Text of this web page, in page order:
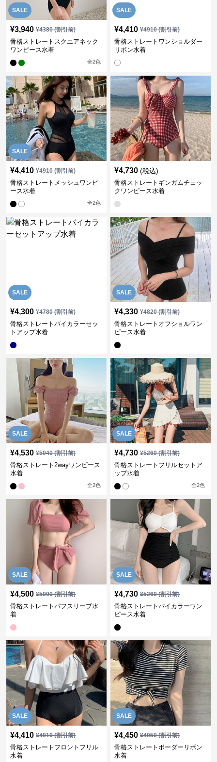
SALE
¥3,940 ¥4380(割引前)
骨格ストレートスクエアネック
ワンピース水着
全2色
SALE
¥4,410 ¥4910(割引前)
骨格ストレートワンショルダー
リボン水着
SALE
¥4,410 ¥4910(割引前)
骨格ストレートメッシュワンピ
ース水着
全2色
¥4,730 (税込)
骨格ストレートギンガムチェッ
クワンピース水着
SALE
¥4,300 ¥4780(割引前)
骨格ストレートバイカラーセッ
トアップ水着
SALE
¥4,330 ¥4820(割引前)
骨格ストレートオフショルワン
ピース水着
SALE
¥4,530 ¥5040(割引前)
骨格ストレート2wayワンピース
水着
全2色
SALE
¥4,730 ¥5260(割引前)
骨格ストレートフリルセットア
ップ水着
全2色
SALE
¥4,500 ¥5000(割引前)
骨格ストレートパフスリーブ水
着
SALE
¥4,730 ¥5260(割引前)
骨格ストレートバイカラーワン
ピース水着
SALE
¥4,410 ¥4910(割引前)
骨格ストレートフロントフリル
水着
SALE
¥4,450 ¥4950(割引前)
骨格ストレートボーダーリボン
水着